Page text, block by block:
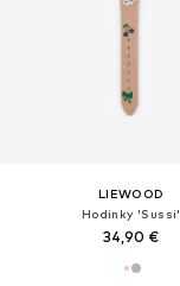
LIEWOOD
Hodinky 'Sussi'
34,90 €